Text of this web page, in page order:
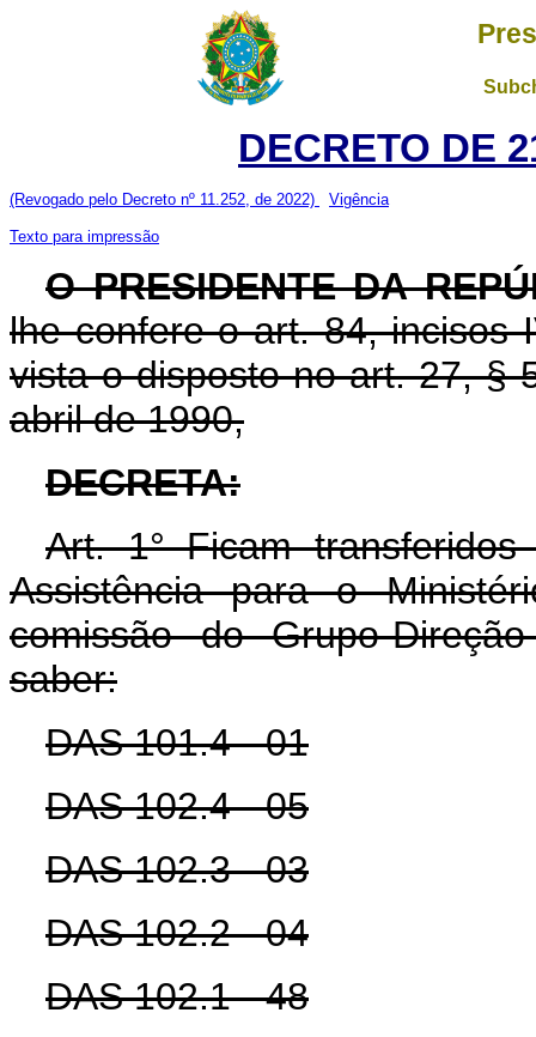
DECRETO DE
(Revogado pelo Decreto nº 11.252, de 2022) Vigência
Texto para impressão
O PRESIDENTE DA
lhe confere o art. 84, incisos
vista o disposto no art. 27, §
abril de 1990,
DECRETA:
Art. 1° Ficam
Assistência para o
comissão do Grupo-
saber:
DAS 101.4 - 01
DAS 102.4 - 05
DAS 102.3 - 03
DAS 102.2 - 04
DAS 102.1 - 48